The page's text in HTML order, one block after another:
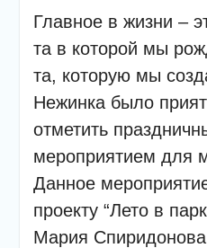
Главное в жизни –
та в которой мы
та, которую мы
Нежинка было
отметить
мероприятием для
Данное
проекту “Лето в
Мария